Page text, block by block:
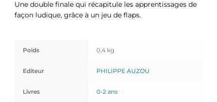
Une double finale qui récapitule les apprentissages de
façon ludique, grâce à un jeu de flaps.
Poids 0,4 kg
Editeur PHILIPPE AUZOU
Livres 0-2 ans